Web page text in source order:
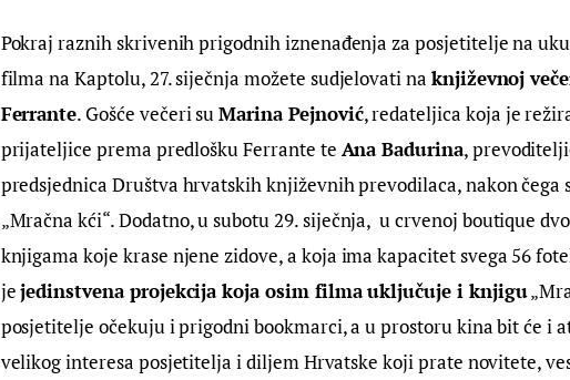
Pokraj raznih skrivenih prigodnih iznenađenja za posjetitelje na
filma na Kaptolu, 27. siječnja možete sudjelovati na književnoj
Ferrante. Gošće večeri su Marina Pejnović, redateljica koja je
prijateljice prema predlošku Ferrante te Ana Badurina,
predsjednica Društva hrvatskih književnih prevodilaca, nakon
„Mračna kći“. Dodatno, u subotu 29. siječnja,  u crvenoj boutique
knjigama koje krase njene zidove, a koja ima kapacitet svega 56
je jedinstvena projekcija koja osim filma uključuje i knjigu
posjetitelje očekuju i prigodni bookmarci, a u prostoru kina bit će i
velikog interesa posjetitelja i diljem Hrvatske koji prate novitete,